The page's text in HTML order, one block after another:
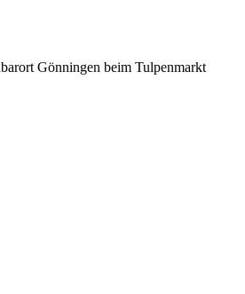
Gönningen beim Tulpenmarkt